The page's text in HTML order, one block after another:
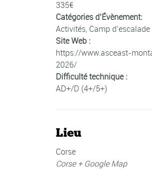
335€
Catégories d’Évènement:
Activités, Camp
Site Web :
https://www.asceast-
2026/
Difficulté technique :
AD+/D (4+/5+)
Lieu
Corse
Corse + Google Map